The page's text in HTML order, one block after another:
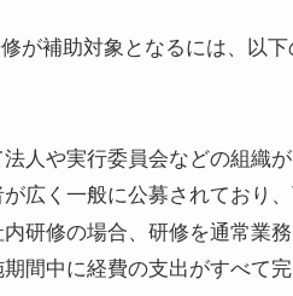
が補助対象となるには、以
人や実行委員会などの組織
広く一般に公募されており
研修の場合、研修を通常業
間中に経費の支出がすべて完